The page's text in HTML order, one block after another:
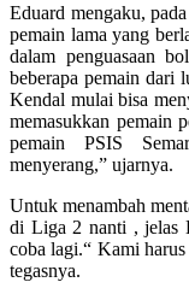
Eduard mengaku,
pemain lama yang
dalam penguasaan
beberapa pemain dari
Kendal mulai bisa
memasukkan pemain
pemain PSIS
menyerang,” ujarnya.
Untuk menambah
di Liga 2 nanti , jelas
coba lagi.“ Kami
tegasnya.